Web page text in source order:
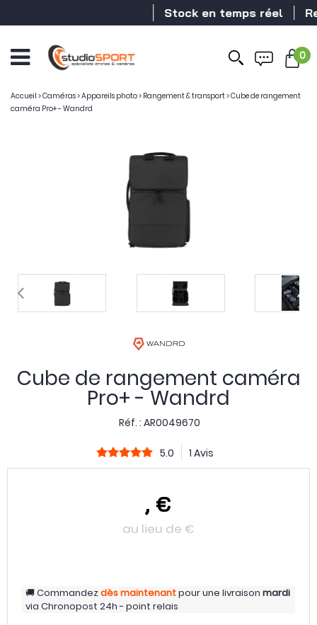
Stock en temps réel
0
Accueil >Caméras>Appareils photo> Rangement & transport>Cube de rangement
caméra Pro+ - Wandrd
Cube de rangement caméra
Pro+ - Wandrd
Réf. : AR0049670
5.0 1 Avis
, €
au lieu de €
Commandezdès maintenantpour une livraison mardi
via Chronopost 24h - point relais